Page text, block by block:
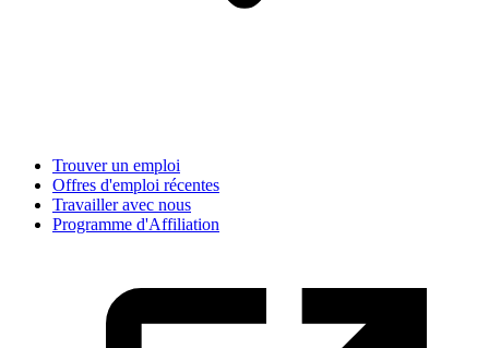
Trouver un emploi
Offres d'emploi récentes
Travailler avec nous
Programme d'Affiliation